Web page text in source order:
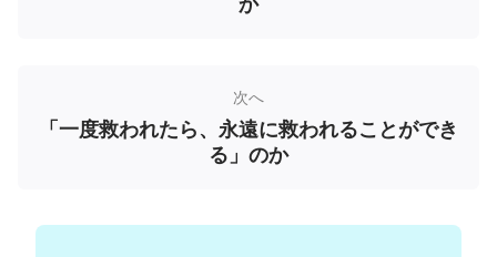
すると、わたしは大声で言いました。「同労者の
みなさん、救われるという問題については、パウロ
次へ
「一度救われたら、永遠に救われることができ
る」のか